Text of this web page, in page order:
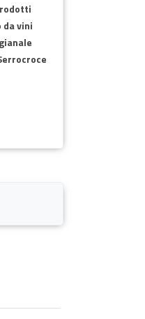
vini